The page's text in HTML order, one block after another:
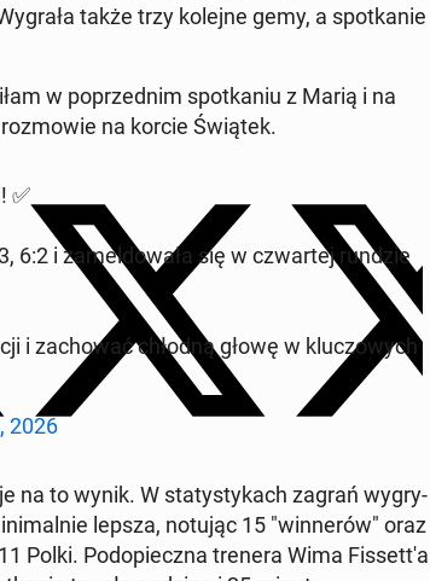
także trzy kolejne gemy, a spotkanie
w poprzed­nim spotka­niu z Marią i na
na korcie Świątek.
✅
6:2 i za­mel­dowała się w czwartej rundzie
i za­chować chłodną głowę w kluc­zowych
2026
na to wynik. W statystykach zagrań wygry­
lepsza, notując 15 "win­nerów" oraz
Polki. Podopiecz­na trenera Wima Fis­set­t'a